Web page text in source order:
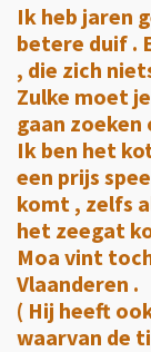
Ik heb jaren
betere duif .
, die zich
Zulke moet
gaan zoeken
Ik ben het
een prijs
komt , zelfs
het zeegat
Moa vint
Vlaanderen .
( Hij heeft
waarvan de